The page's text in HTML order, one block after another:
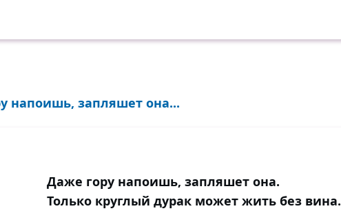
напоишь, запляшет она...
Даже гору напоишь, запляшет она.
Только круглый дурак может жить без вина.